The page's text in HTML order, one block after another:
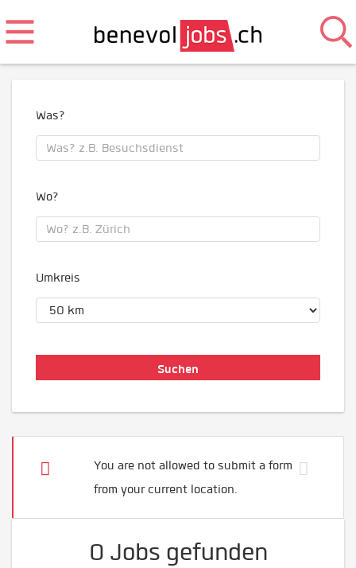
Was?
Wo?
Umkreis
You are not allowed to submit a form
from your current location.
0 Jobs gefunden